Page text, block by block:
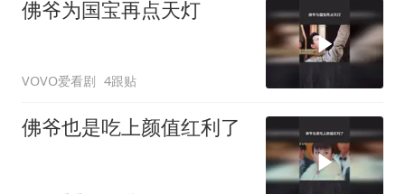
佛爷为国宝再点天灯
VOVO爱看剧 4跟贴
佛爷也是吃上颜值红利了